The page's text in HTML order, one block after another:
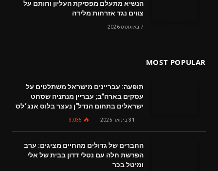
הנשיא מתעלם מפסיקת העליון וחותם על
צווים נגד אזרחות מלידה
7 באוגוסט 2026
MOST POPULAR
תופעה: עבריינים מישראל משתלטים על
עסקים בארה"ב; עבריין מנתניה שסחט
ישראלים בתחום הנדל"ן נעצר בלוס אנג׳לס
31 בינואר 2025 3,035
החברים של גדולים מהחיים מציגים: ערב
הפרשת חלה עם נטלי דדון בבית של אלי
ומיטל בכר